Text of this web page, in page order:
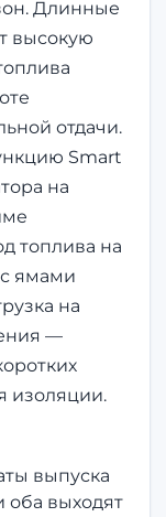
Длинные
высокую
отдачи.
Smart
на
топлива на
с ямами
на
—
изоляции.
выпуска
выходят